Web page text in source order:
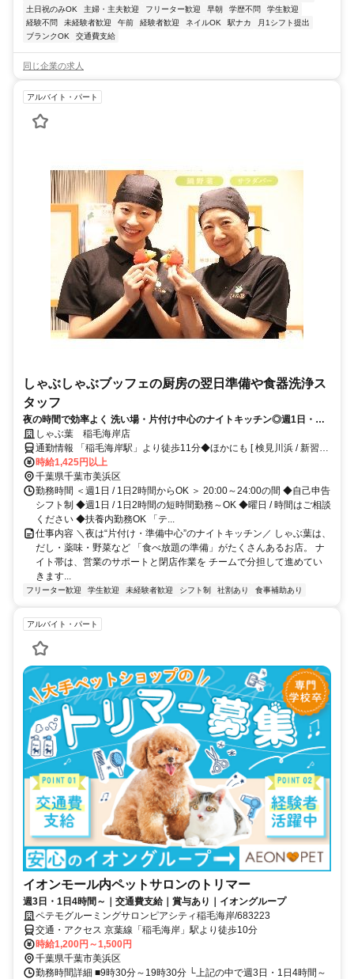
土日祝のみOK
主婦・主夫歓迎 フリーター歓迎 早朝 学歴不問
学生歓迎
経験不問
未経験者歓迎 午前 経験者歓迎 ネイルOK 駅ナカ
月1シフト提出
ブランクOK
交通費支給
同じ企業の求人
アルバイト・パート
しゃぶしゃぶブッフェの厨房の翌日準備や食器洗浄ス
タッフ
夜の時間で効率よく 洗い場・片付け中心のナイトキッチン◎週1日・短
時間OK 【食事補助】＆【25％割引券】あり 未経験も安心スタート
しゃぶ葉 稲毛海岸店
通勤情報 「稲毛海岸駅」より徒歩11分◆ほかにも [ 検見川浜 / 新習志
野 / 海浜幕張 / 千葉大学 ] からも車で4～25分程度!!※バイク / 自転車
通勤OK
時給1,425円以上
千葉県千葉市美浜区
勤務時間 ＜週1日 / 1日2時間からOK ＞ 20:00～24:00の間 ◆自己申告
シフト制 ◆週1日 / 1日2時間の短時間勤務～OK ◆曜日 / 時間はご相談
ください ◆扶養内勤務OK 「テ...
仕事内容 ＼夜は“片付け・準備中心”のナイトキッチン／ しゃぶ葉は、
だし・薬味・野菜など 「食べ放題の準備」がたくさんあるお店。 ナ
イト帯は、営業のサポートと閉店作業を チームで分担して進めてい
きます...
フリーター歓迎 学生歓迎 未経験者歓迎 シフト制 社割あり 食事補助あり
アルバイト・パート
イオンモール内ペットサロンのトリマー
週3日・1日4時間～｜交通費支給｜賞与あり｜イオングループ
ペテモグルーミングサロンピアシティ稲毛海岸/683223
交通・アクセス 京葉線「稲毛海岸」駅より徒歩10分
時給1,200円～1,500円
千葉県千葉市美浜区
勤務時間詳細 ■9時30分～19時30分 └上記の中で週3日・1日4時間～